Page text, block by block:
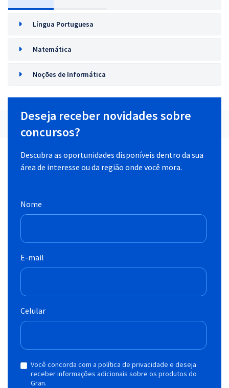
Língua Portuguesa
Matemática
Noções de Informática
Deseja receber novidades sobre
concursos?
Descubra as oportunidades disponíveis dentro da sua
área de interesse ou da região onde você mora.
Nome
E-mail
Celular
Você concorda com a política de privacidade e deseja
receber informações adicionais sobre os produtos do
Gran.